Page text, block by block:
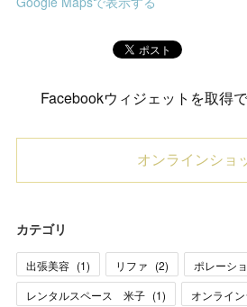
Facebookウィジェットを取得
オンラインショ
カテゴリ
出張美容 (1) リファ (2) ポレーシ
レンタルスペース 米子 (1) オンライ